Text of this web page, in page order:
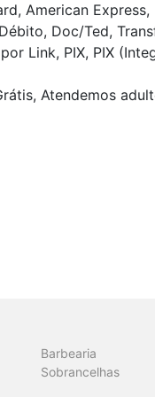
American
Doc/Ted,
Link, PIX, PIX
Atendemos
Barbearia
Sobrancelhas